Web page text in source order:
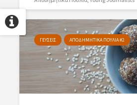
ΓΕΥΣΕΙΣ ΑΠΟΔΗΜΗΤΙΚΑ ΠΟΥΛΙΑ #2